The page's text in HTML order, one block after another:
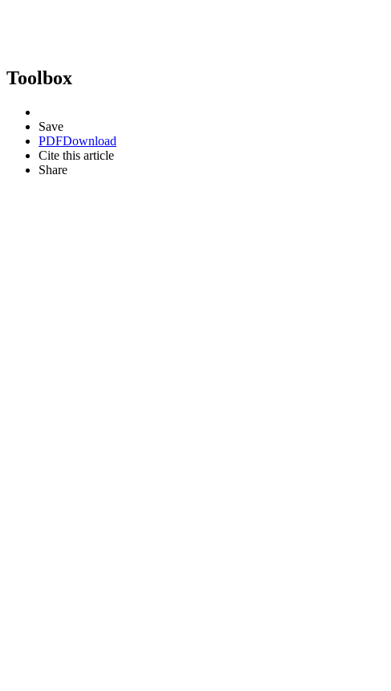
Toolbox
Save
PDFDownload
Cite this article
Share